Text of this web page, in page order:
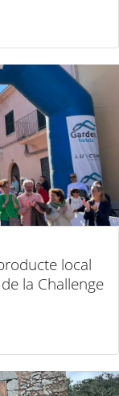
local
la Challenge